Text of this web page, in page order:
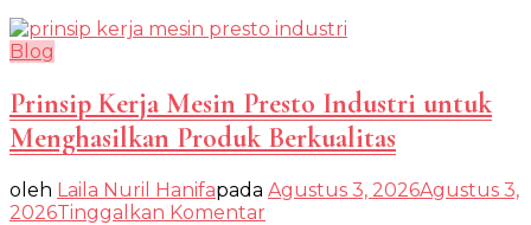
Blog
Prinsip Kerja Mesin Presto Industri untuk
Menghasilkan Produk Berkualitas
oleh Laila Nuril Hanifapada Agustus 3, 2026Agustus 3,
2026Tinggalkan Komentar